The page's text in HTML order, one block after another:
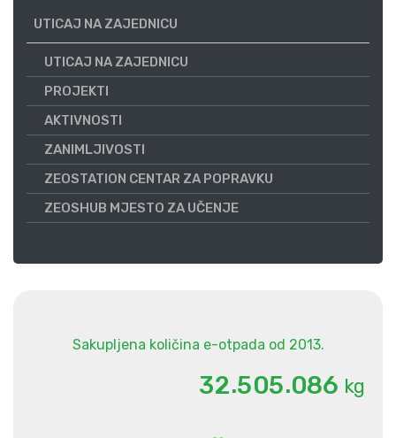
UTICAJ NA ZAJEDNICU
UTICAJ NA ZAJEDNICU
PROJEKTI
AKTIVNOSTI
ZANIMLJIVOSTI
ZEOSTATION CENTAR ZA POPRAVKU
ZEOSHUB MJESTO ZA UČENJE
Sakupljena količina e-otpada od 2013.
32.505.086 kg